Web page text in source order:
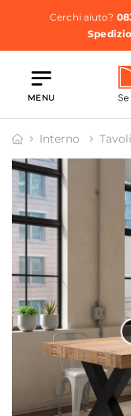
Cerchi aiuto?
MENU
Interno Tavoli